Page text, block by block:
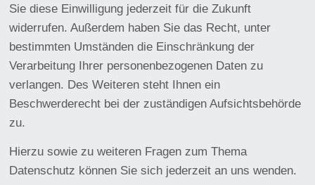
Sie diese Einwilligung jederzeit für die Zukunft
widerrufen. Außerdem haben Sie das Recht, unter
bestimmten Umständen die Einschränkung der
Verarbeitung Ihrer personenbezogenen Daten zu
verlangen. Des Weiteren steht Ihnen ein
Beschwerderecht bei der zuständigen Aufsichtsbehörde
zu.
Hierzu sowie zu weiteren Fragen zum Thema
Datenschutz können Sie sich jederzeit an uns wenden.